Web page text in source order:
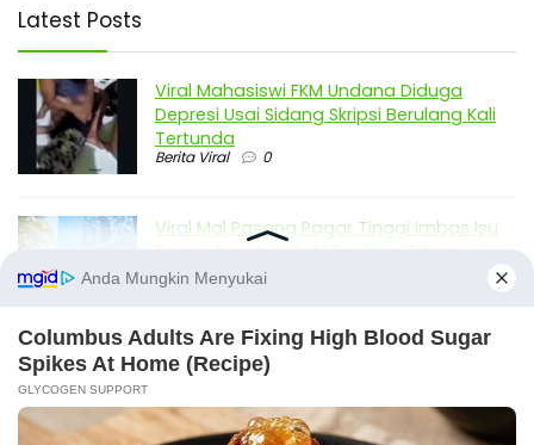
Latest Posts
Viral Mahasiswi FKM Undana Diduga
Depresi Usai Sidang Skripsi Berulang Kali
Tertunda
Berita Viral 0
Viral Mal Pasang Pagar Tinggi Imbas Isu
Aman dan Tingkatkan Intelijen serta
Demo Besar, Mabes TNI Beri Penjelasan
Berita Viral 2